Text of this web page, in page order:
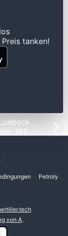
tanken!
167
Petroly
von A.